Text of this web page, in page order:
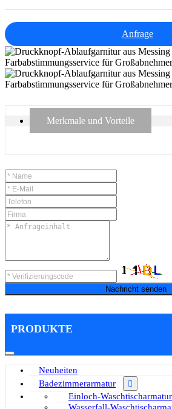
Anfrage
Merkmale und Vorteile
Nachricht senden
PRODUKTE
Neuheiten
Badezimmerarmatur
Einloch-